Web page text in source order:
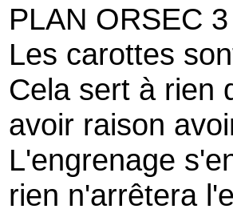
PLAN ORSEC 3
Les carottes
Cela sert à rien
avoir raison
L'engrenage
rien n'arrêtera